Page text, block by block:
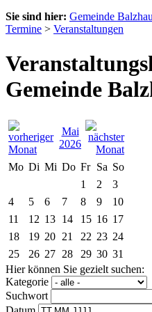
Sie sind hier: Gemeinde
Termine > Veranstaltungen
Gemeinde
Mai
2026
Mo Di Mi Do Fr Sa So
1
2
3
4
5 6 7 8 9
10
11
12 13 14 15 16 17
18
19 20 21 22 23 24
25
26 27 28 29 30 31
Hier können Sie gezielt suchen:
Kategorie
Suchwort